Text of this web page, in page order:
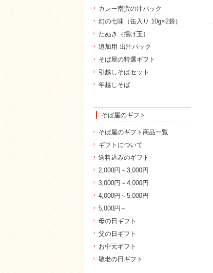
カレー南蛮の汁パック
幻の七味（缶入り 10g×2袋）
たぬき（揚げ玉）
追加用 出汁パック
そば屋の特選ギフト
引越しそばセット
年越しそば
そば屋のギフト
そば屋のギフト商品一覧
ギフトについて
送料込みのギフト
2,000円～3,000円
3,000円～4,000円
4,000円～5,000円
5,000円～
母の日ギフト
父の日ギフト
お中元ギフト
敬老の日ギフト